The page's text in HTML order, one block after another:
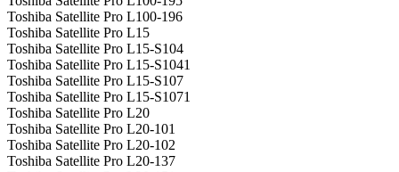
Toshiba Satellite Pro L100-196
Toshiba Satellite Pro L15
Toshiba Satellite Pro L15-S104
Toshiba Satellite Pro L15-S1041
Toshiba Satellite Pro L15-S107
Toshiba Satellite Pro L15-S1071
Toshiba Satellite Pro L20
Toshiba Satellite Pro L20-101
Toshiba Satellite Pro L20-102
Toshiba Satellite Pro L20-137